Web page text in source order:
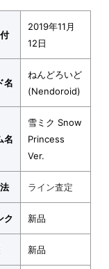
2019年11月
12日
名
ねんどろいど
(Nendoroid)
名
雪ミク Snow
Princess
Ver.
ライン査定
ク 新品
新品